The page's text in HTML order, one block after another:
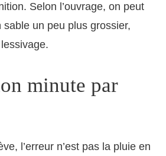
Selon l’ouvrage, on peut
un peu plus grossier,
minute par
l’erreur n’est pas la pluie en